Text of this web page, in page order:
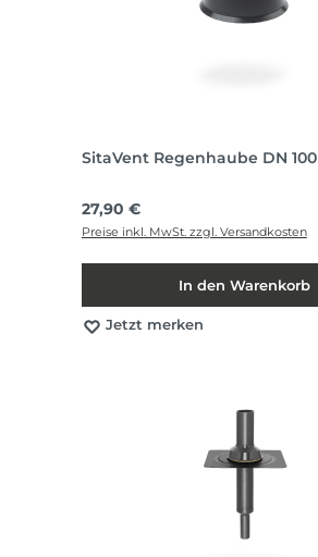
SitaVent Regenhaube DN 100
Regulärer Preis:
27,90 €
Preise inkl. MwSt. zzgl. Versandkosten
In den Warenkorb
Jetzt merken